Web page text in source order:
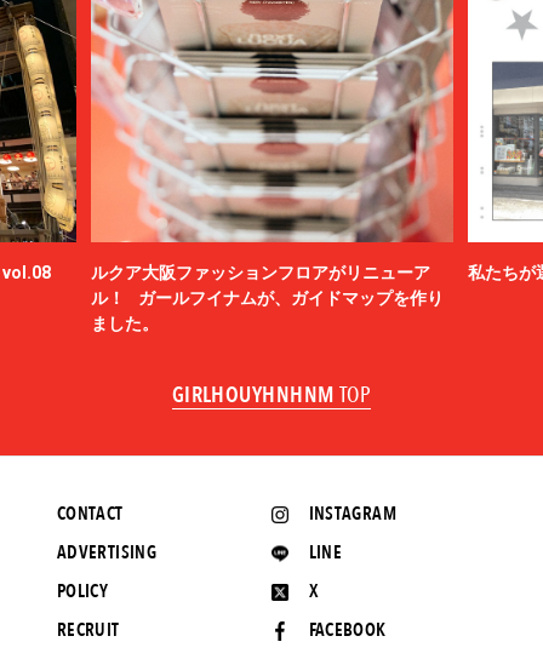
vol.08
ルクア大阪ファッションフロアがリニューア
ル！ ガールフイナムが、ガイドマップを作り
ました。
私たちが
GIRLHOUYHNHNM TOP
INSTAGRAM
LINE
X
FACEBOOK
CONTACT
ADVERTISING
POLICY
RECRUIT